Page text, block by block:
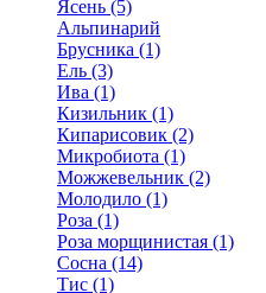
Ясень (5)
Альпинарий
Брусника (1)
Ель (3)
Ива (1)
Кизильник (1)
Кипарисовик (2)
Микробиота (1)
Можжевельник (2)
Молодило (1)
Роза (1)
Роза морщинистая (1)
Сосна (14)
Тис (1)